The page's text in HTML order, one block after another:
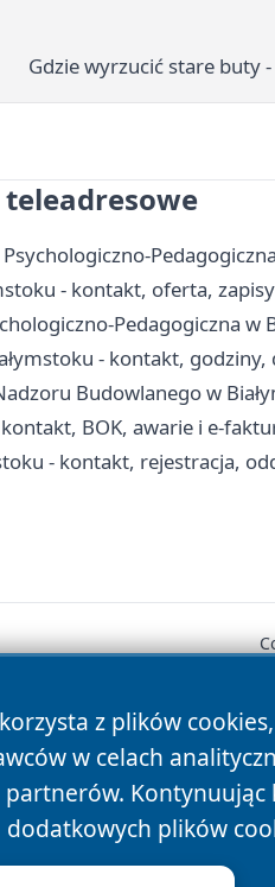
Gdzie wyrzucić stare buty
- kontakt, oferta, zapisy
Pedagogiczna
- kontakt,
Budowlanego w
BOK, awarie i e-
- kontakt, rejestracja,
z plików
w celach
partnerów.
dodatkowych plików